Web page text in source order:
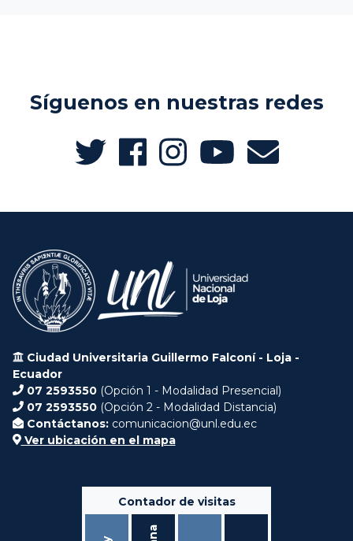
Síguenos en nuestras redes
Ciudad Universitaria Guillermo Falconí - Loja -
Ecuador
07 2593550 (Opción 1 - Modalidad Presencial)
07 2593550 (Opción 2 - Modalidad Distancia)
Contáctanos: comunicacion@unl.edu.ec
Ver ubicación en el mapa
Contador de visitas